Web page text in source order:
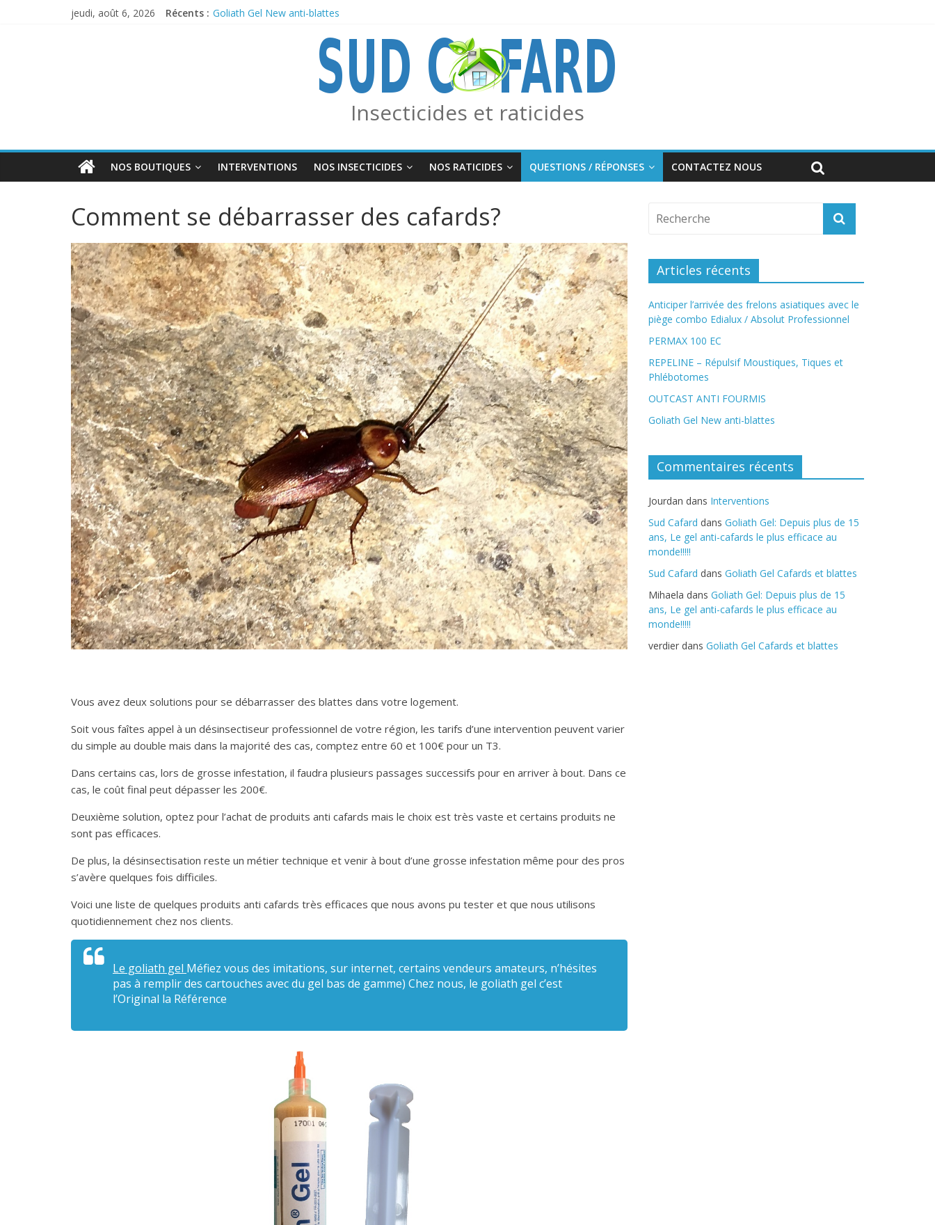
jeudi, août 6, 2026 Récents : Goliath Gel New anti-blattes
REPELINE – Répulsif Moustiques, Tiques et Phlébotomes
OUTCAST ANTI FOURMIS
Insecticides et raticides
NOS BOUTIQUES INTERVENTIONS NOS INSECTICIDES NOS RATICIDES QUESTIONS / RÉPONSES CONTACTEZ NOUS
Comment se débarrasser des cafards?
Vous avez deux solutions pour se débarrasser des blattes dans votre logement.
Soit vous faîtes appel à un désinsectiseur professionnel de votre région, les tarifs d’une intervention peuvent varier
du simple au double mais dans la majorité des cas, comptez entre 60 et 100€ pour un T3.
Dans certains cas, lors de grosse infestation, il faudra plusieurs passages successifs pour en arriver à bout. Dans ce
cas, le coût final peut dépasser les 200€.
Deuxième solution, optez pour l’achat de produits anti cafards mais le choix est très vaste et certains produits ne
sont pas efficaces.
De plus, la désinsectisation reste un métier technique et venir à bout d’une grosse infestation même pour des pros
s’avère quelques fois difficiles.
Voici une liste de quelques produits anti cafards très efficaces que nous avons pu tester et que nous utilisons
quotidiennement chez nos clients.
Le goliath gel Méfiez vous des imitations, sur internet, certains vendeurs amateurs, n’hésites
pas à remplir des cartouches avec du gel bas de gamme) Chez nous, le goliath gel c’est
l’Original la Référence
Articles récents
Anticiper l’arrivée des frelons asiatiques avec le
piège combo Edialux / Absolut Professionnel
PERMAX 100 EC
REPELINE – Répulsif Moustiques, Tiques et
Phlébotomes
OUTCAST ANTI FOURMIS
Goliath Gel New anti-blattes
Commentaires récents
Jourdan dans Interventions
Sud Cafard dans Goliath Gel: Depuis plus de 15
ans, Le gel anti-cafards le plus efficace au
monde!!!!!
Sud Cafard dans Goliath Gel Cafards et blattes
Mihaela dans Goliath Gel: Depuis plus de 15
ans, Le gel anti-cafards le plus efficace au
monde!!!!!
verdier dans Goliath Gel Cafards et blattes